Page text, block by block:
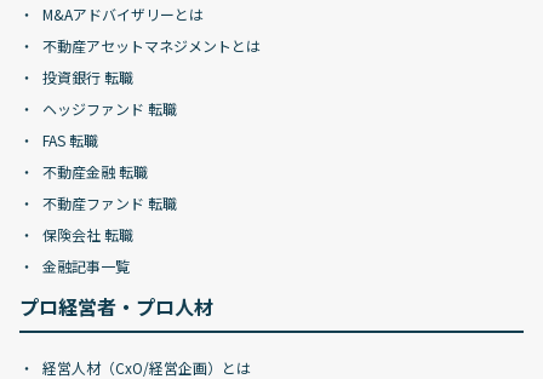
M&Aアドバイザリーとは
不動産アセットマネジメントとは
投資銀行 転職
ヘッジファンド 転職
FAS 転職
不動産金融 転職
不動産ファンド 転職
保険会社 転職
金融記事一覧
プロ経営者・プロ人材
経営人材（CxO/経営企画）とは